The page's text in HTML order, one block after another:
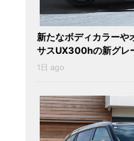
新たなボディカラーや
サスUX300hの新グレ
1日 ago